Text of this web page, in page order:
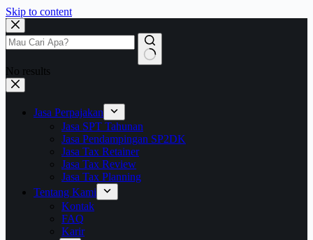
Skip to content
No results
Jasa Perpajakan
Jasa SPT Tahunan
Jasa Pendampingan SP2DK
Jasa Tax Retainer
Jasa Tax Review
Jasa Tax Planning
Tentang Kami
Kontak
FAQ
Karir